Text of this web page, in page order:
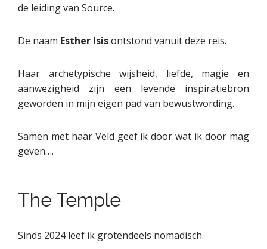
de leiding van Source.
De naam Esther Isisontstond vanuit deze reis.
Haar archetypische wijsheid, liefde, magie en
aanwezigheid zijn een levende inspiratiebron
geworden in mijn eigen pad van bewustwording.
Samen met haar Veld geef ik door wat ik door mag
geven….
The Temple
Sinds 2024 leef ik grotendeels nomadisch.